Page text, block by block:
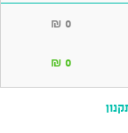
0
₪
0
₪